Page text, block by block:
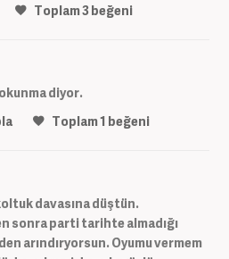
Toplam3beğeni
diyor.
Toplam1 beğeni
davasına düştün.
sonra parti tarihte almadığı
arındıryorsun. Oyumu vermem